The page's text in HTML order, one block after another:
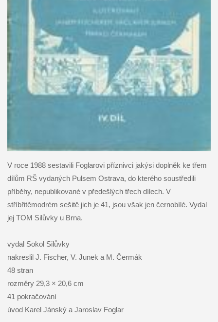
V roce 1988 sestavili Foglarovi příznivci jakýsi doplněk ke třem
dílům RŠ vydaných Pulsem Ostrava, do kterého soustředili
příběhy, nepublikované v předešlých třech dílech. V
stříbřitěmodrém sešitě jich je 41, jsou však jen černobílé. Vydal
jej TOM Silůvky u Brna.
vydal Sokol Silůvky
nakreslil J. Fischer, V. Junek a M. Čermák
48 stran
rozměry 29,3 × 20,6 cm
41 pokračování
úvod Karel Jánský a Jaroslav Foglar